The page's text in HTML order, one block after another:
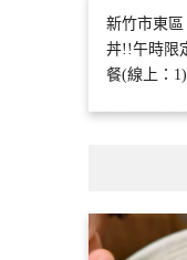
新竹市東
丼!!午時限
餐(線上：1)